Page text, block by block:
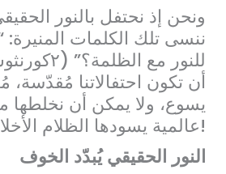
ونحن إذ نحتفل بالنور
ننسى تلك الكلمات
أن تكون احتفالاتنا مُقدّسة،
يسوع، ولا يمكن أن نخلطها
عالمية يسودها الظلام الأخلاقي!
النور الحقيقي يُبدّد الخوف